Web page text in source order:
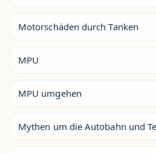
Motorschäden durch Tanken
MPU
MPU umgehen
Mythen um die Autobahn und